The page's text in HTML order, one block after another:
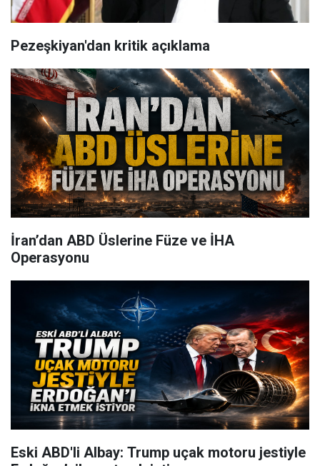
Pezeşkiyan'dan kritik açıklama
İran’dan ABD Üslerine Füze ve İHA
Operasyonu
Eski ABD'li Albay: Trump uçak motoru jestiyle